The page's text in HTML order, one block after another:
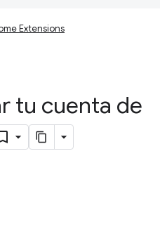
Extensions
tu cuenta de